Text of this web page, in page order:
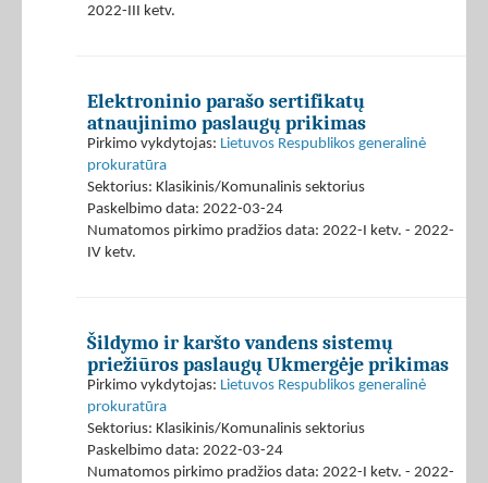
2022-III ketv.
Elektroninio parašo sertifikatų
atnaujinimo paslaugų prikimas
Pirkimo vykdytojas: Lietuvos Respublikos generalinė
prokuratūra
Sektorius: Klasikinis/Komunalinis sektorius
Paskelbimo data: 2022-03-24
Numatomos pirkimo pradžios data: 2022-I ketv. - 2022-
IV ketv.
Šildymo ir karšto vandens sistemų
priežiūros paslaugų Ukmergėje prikimas
Pirkimo vykdytojas: Lietuvos Respublikos generalinė
prokuratūra
Sektorius: Klasikinis/Komunalinis sektorius
Paskelbimo data: 2022-03-24
Numatomos pirkimo pradžios data: 2022-I ketv. - 2022-